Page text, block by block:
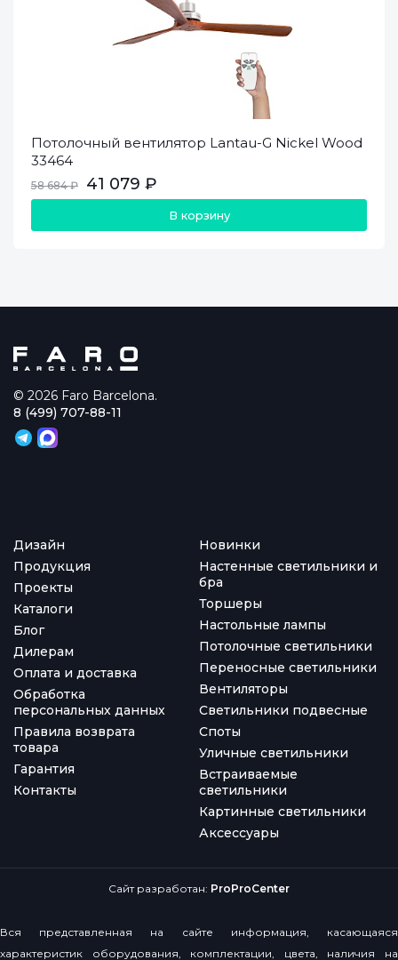
Потолочный вентилятор Lantau-G Nickel Wood
33464
58 684 ₽ 41 079 ₽
В корзину
© 2026 Faro Barcelona.
Дизайн
Продукция
Проекты
Каталоги
Блог
Дилерам
Оплата и доставка
Обработка
персональных данных
Правила возврата
товара
Гарантия
Контакты
Новинки
Настенные светильники и
бра
Торшеры
Настольные лампы
Потолочные светильники
Переносные светильники
Вентиляторы
Светильники подвесные
Споты
Уличные светильники
Встраиваемые
светильники
Картинные светильники
Аксессуары
8 (499) 707-88-11
Сайт разработан: ProProCenter
Вся представленная на сайте информация, касающаяся
характеристик оборудования, комплектации, цвета, наличия на